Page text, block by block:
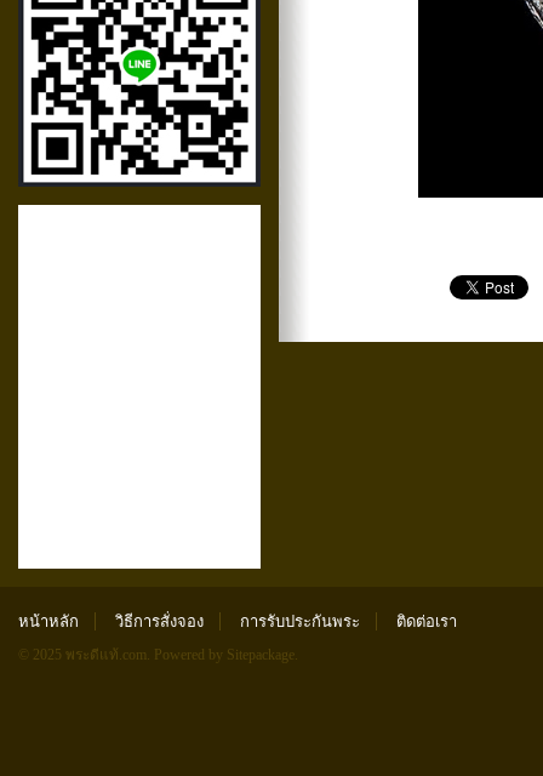
หน้าหลัก วิธีการสั่งจอง การรับประกันพระ ติดต่อเรา
© 2025 พระดีแท้.com. Powered by Sitepackage.